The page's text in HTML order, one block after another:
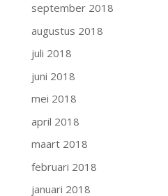
september 2018
augustus 2018
juli 2018
juni 2018
mei 2018
april 2018
maart 2018
februari 2018
januari 2018